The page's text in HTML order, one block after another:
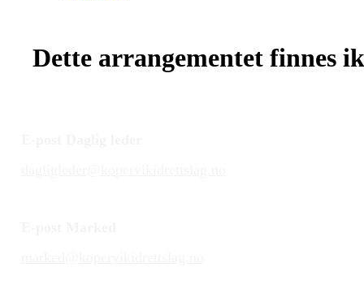
Dette arrangementet finnes